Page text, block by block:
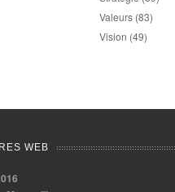
Valeurs (83)
Vision (49)
WEB